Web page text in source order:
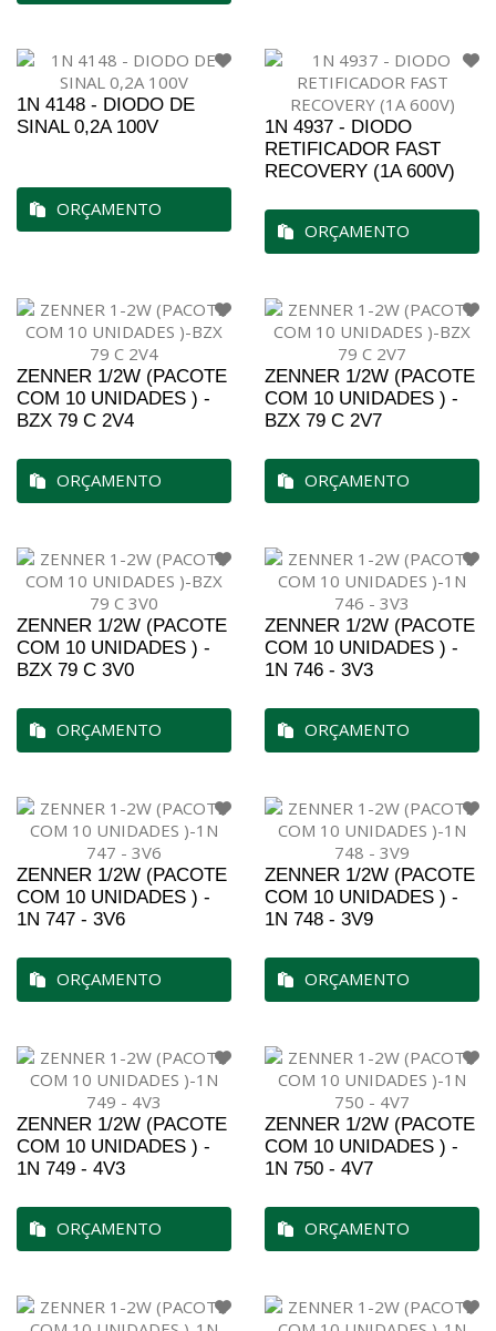
1N 4148 - DIODO DE
SINAL 0,2A 100V
ORÇAMENTO
1N 4937 - DIODO
RETIFICADOR FAST
RECOVERY (1A 600V)
ORÇAMENTO
ZENNER 1/2W (PACOTE
COM 10 UNIDADES ) -
BZX 79 C 2V4
ORÇAMENTO
ZENNER 1/2W (PACOTE
COM 10 UNIDADES ) -
BZX 79 C 2V7
ORÇAMENTO
ZENNER 1/2W (PACOTE
COM 10 UNIDADES ) -
BZX 79 C 3V0
ORÇAMENTO
ZENNER 1/2W (PACOTE
COM 10 UNIDADES ) -
1N 746 - 3V3
ORÇAMENTO
ZENNER 1/2W (PACOTE
COM 10 UNIDADES ) -
1N 747 - 3V6
ORÇAMENTO
ZENNER 1/2W (PACOTE
COM 10 UNIDADES ) -
1N 748 - 3V9
ORÇAMENTO
ZENNER 1/2W (PACOTE
COM 10 UNIDADES ) -
1N 749 - 4V3
ORÇAMENTO
ZENNER 1/2W (PACOTE
COM 10 UNIDADES ) -
1N 750 - 4V7
ORÇAMENTO